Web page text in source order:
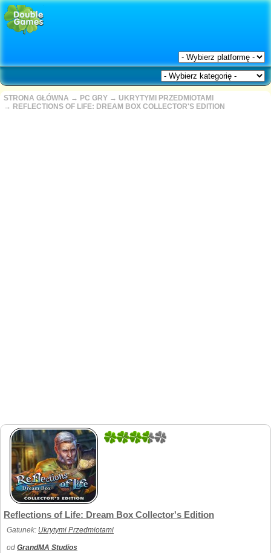
STRONA GŁÓWNA → PC GRY → UKRYTYMI PRZEDMIOTAMI
→ REFLECTIONS OF LIFE: DREAM BOX COLLECTOR'S EDITION
2
Reflections of Life: Dream Box Collector's Edition
Gatunek: Ukrytymi Przedmiotami
od GrandMA Studios